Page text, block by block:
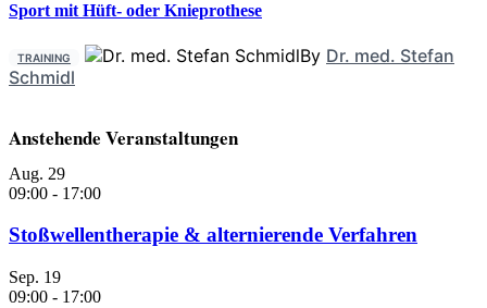
Sport mit Hüft- oder Knieprothese
TRAINING By Dr. med. Stefan
Schmidl
Anstehende Veranstaltungen
Aug. 29
09:00 - 17:00
Stoßwellentherapie & alternierende Verfahren
Sep. 19
09:00 - 17:00